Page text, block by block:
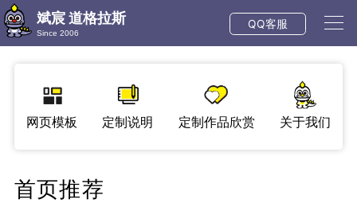
斌宸 道格拉斯
Since 2006
QQ客服
网页模板 定制说明 定制作品欣赏 关于我们
首页推荐